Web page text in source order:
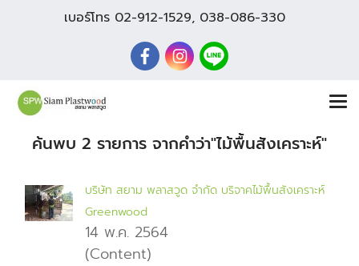
เบอร์โทร 02-912-1529, 038-086-330
ค้นพบ 2 รายการ จากคำว่า"ไม้พื้นสังเคราะห์"
บริษัท สยาม พลาสวูด จำกัด บริจาคไม้พื้นสังเคราะห์
Greenwood
14 พ.ค. 2564
(Content)